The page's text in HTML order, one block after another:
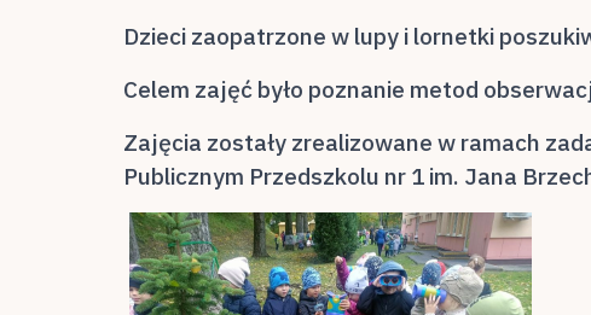
Dzieci zaopatrzone w lupy i lornetki
Celem zajęć było poznanie metod
Zajęcia zostały zrealizowane w ramach
Publicznym Przedszkolu nr 1 im. Jana